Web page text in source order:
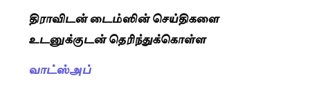
திராவிடன் டைம்ஸின் செய்திகளை
உடனுக்குடன் தெரிந்துக்கொள்ள
வாட்ஸ்அப்